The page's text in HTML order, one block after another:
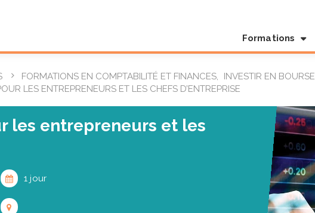
Formations
FORMATIONS EN COMPTABILITÉ ET FINANCES,
INVESTIR EN BOURSE
LES ENTREPRENEURS ET LES CHEFS D’ENTREPRISE
les entrepreneurs et les
1 jour